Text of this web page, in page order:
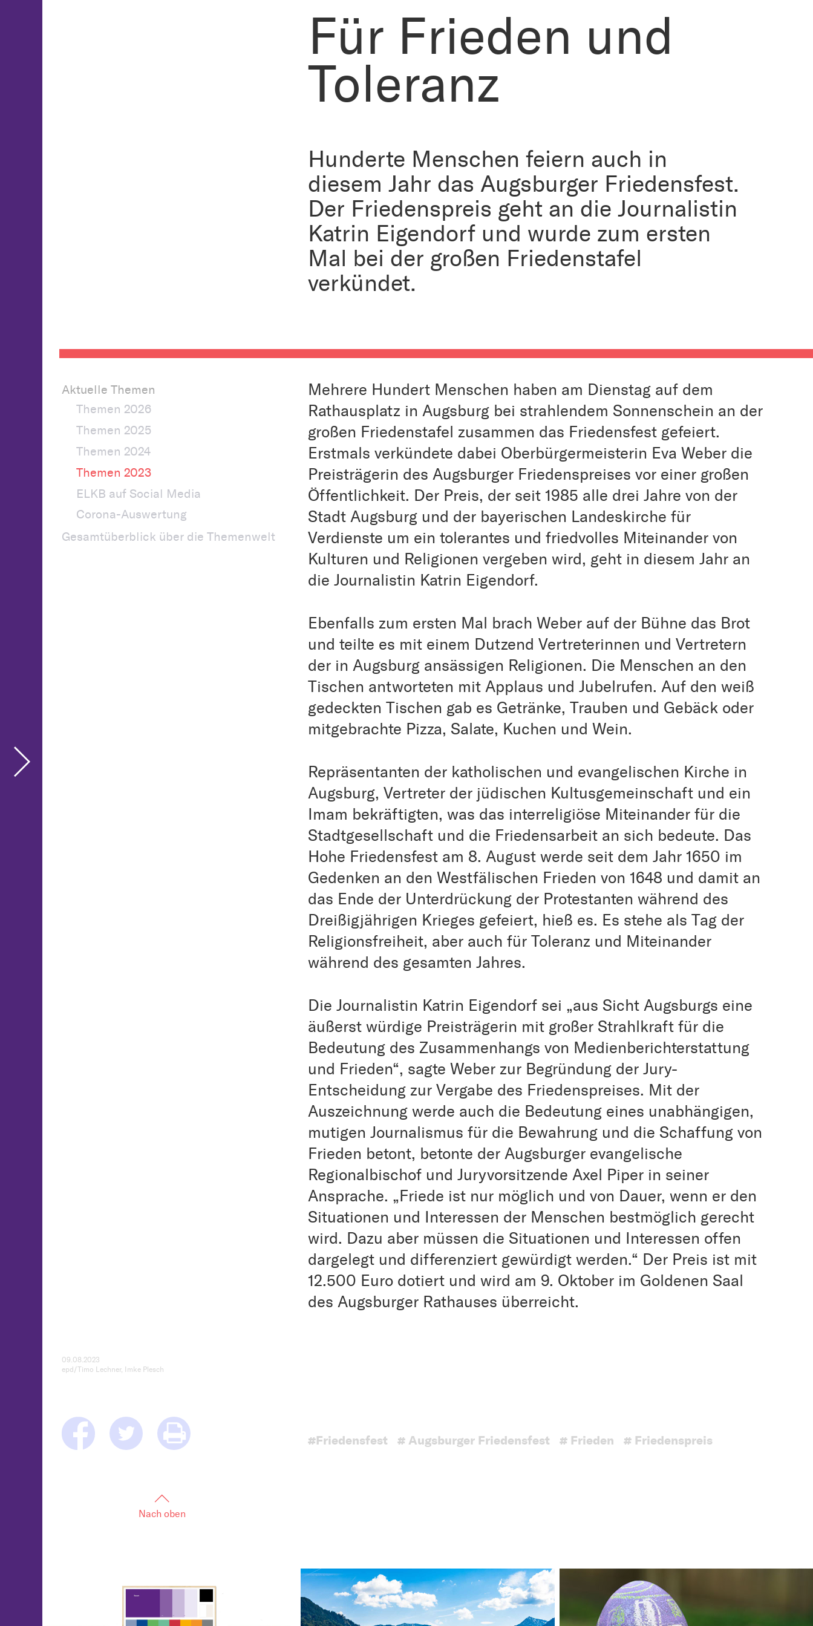
Für Frieden und
Toleranz
Hunderte Menschen feiern auch in
diesem Jahr das Augsburger Friedensfest.
Der Friedenspreis geht an die Journalistin
Katrin Eigendorf und wurde zum ersten
Mal bei der großen Friedenstafel
verkündet.
Aktuelle Themen
Themen 2026
Themen 2025
Themen 2024
Themen 2023
ELKB auf Social Media
Corona-Auswertung
Gesamtüberblick über die Themenwelt
Mehrere Hundert Menschen haben am Dienstag auf dem
Rathausplatz in Augsburg bei strahlendem Sonnenschein an der
großen Friedenstafel zusammen das Friedensfest gefeiert.
Erstmals verkündete dabei Oberbürgermeisterin Eva Weber die
Preisträgerin des Augsburger Friedenspreises vor einer großen
Öffentlichkeit. Der Preis, der seit 1985 alle drei Jahre von der
Stadt Augsburg und der bayerischen Landeskirche für
Verdienste um ein tolerantes und friedvolles Miteinander von
Kulturen und Religionen vergeben wird, geht in diesem Jahr an
die Journalistin Katrin Eigendorf.
Ebenfalls zum ersten Mal brach Weber auf der Bühne das Brot
und teilte es mit einem Dutzend Vertreterinnen und Vertretern
der in Augsburg ansässigen Religionen. Die Menschen an den
Tischen antworteten mit Applaus und Jubelrufen. Auf den weiß
gedeckten Tischen gab es Getränke, Trauben und Gebäck oder
mitgebrachte Pizza, Salate, Kuchen und Wein.
Repräsentanten der katholischen und evangelischen Kirche in
Augsburg, Vertreter der jüdischen Kultusgemeinschaft und ein
Imam bekräftigten, was das interreligiöse Miteinander für die
Stadtgesellschaft und die Friedensarbeit an sich bedeute. Das
Hohe Friedensfest am 8. August werde seit dem Jahr 1650 im
Gedenken an den Westfälischen Frieden von 1648 und damit an
das Ende der Unterdrückung der Protestanten während des
Dreißigjährigen Krieges gefeiert, hieß es. Es stehe als Tag der
Religionsfreiheit, aber auch für Toleranz und Miteinander
während des gesamten Jahres.
Die Journalistin Katrin Eigendorf sei „aus Sicht Augsburgs eine
äußerst würdige Preisträgerin mit großer Strahlkraft für die
Bedeutung des Zusammenhangs von Medienberichterstattung
und Frieden“, sagte Weber zur Begründung der Jury-
Entscheidung zur Vergabe des Friedenspreises. Mit der
Auszeichnung werde auch die Bedeutung eines unabhängigen,
mutigen Journalismus für die Bewahrung und die Schaffung von
Frieden betont, betonte der Augsburger evangelische
Regionalbischof und Juryvorsitzende Axel Piper in seiner
Ansprache. „Friede ist nur möglich und von Dauer, wenn er den
Situationen und Interessen der Menschen bestmöglich gerecht
wird. Dazu aber müssen die Situationen und Interessen offen
dargelegt und differenziert gewürdigt werden.“ Der Preis ist mit
12.500 Euro dotiert und wird am 9. Oktober im Goldenen Saal
des Augsburger Rathauses überreicht.
09.08.2023
epd/Timo Lechner, Imke Plesch
#Friedensfest # Augsburger Friedensfest # Frieden # Friedenspreis
Nach oben